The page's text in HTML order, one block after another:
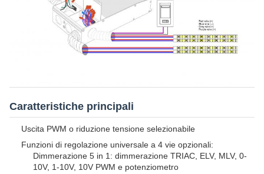
Caratteristiche principali
Uscita PWM o riduzione tensione selezionabile
Funzioni di regolazione universale a 4 vie opzionali:
Dimmerazione 5 in 1: dimmerazione TRIAC, ELV, MLV, 0-
10V, 1-10V, 10V PWM e potenziometro